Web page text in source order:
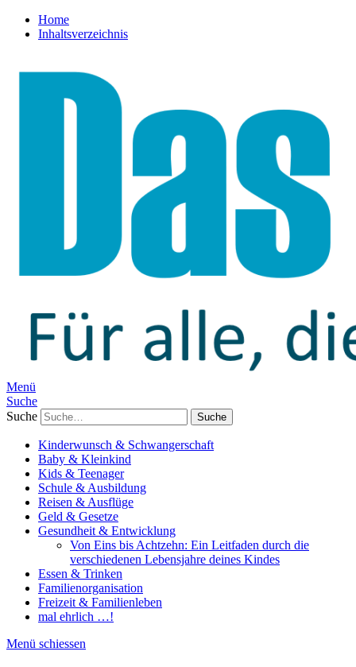
Home
Inhaltsverzeichnis
Menü
Suche
Suche
Kinderwunsch & Schwangerschaft
Baby & Kleinkind
Kids & Teenager
Schule & Ausbildung
Reisen & Ausflüge
Geld & Gesetze
Gesundheit & Entwicklung
Von Eins bis Achtzehn: Ein Leitfaden durch die
verschiedenen Lebensjahre deines Kindes
Essen & Trinken
Familienorganisation
Freizeit & Familienleben
mal ehrlich …!
Menü schiessen